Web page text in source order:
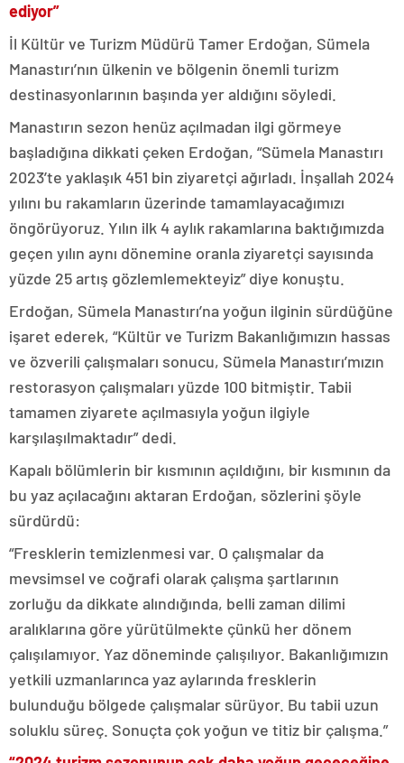
ediyor”
İl Kültür ve Turizm Müdürü Tamer Erdoğan, Sümela
Manastırı’nın ülkenin ve bölgenin önemli turizm
destinasyonlarının başında yer aldığını söyledi.
Manastırın sezon henüz açılmadan ilgi görmeye
başladığına dikkati çeken Erdoğan, “Sümela Manastırı
2023’te yaklaşık 451 bin ziyaretçi ağırladı. İnşallah 2024
yılını bu rakamların üzerinde tamamlayacağımızı
öngörüyoruz. Yılın ilk 4 aylık rakamlarına baktığımızda
geçen yılın aynı dönemine oranla ziyaretçi sayısında
yüzde 25 artış gözlemlemekteyiz” diye konuştu.
Erdoğan, Sümela Manastırı’na yoğun ilginin sürdüğüne
işaret ederek, “Kültür ve Turizm Bakanlığımızın hassas
ve özverili çalışmaları sonucu, Sümela Manastırı’mızın
restorasyon çalışmaları yüzde 100 bitmiştir. Tabii
tamamen ziyarete açılmasıyla yoğun ilgiyle
karşılaşılmaktadır” dedi.
Kapalı bölümlerin bir kısmının açıldığını, bir kısmının da
bu yaz açılacağını aktaran Erdoğan, sözlerini şöyle
sürdürdü:
“Fresklerin temizlenmesi var. O çalışmalar da
mevsimsel ve coğrafi olarak çalışma şartlarının
zorluğu da dikkate alındığında, belli zaman dilimi
aralıklarına göre yürütülmekte çünkü her dönem
çalışılamıyor. Yaz döneminde çalışılıyor. Bakanlığımızın
yetkili uzmanlarınca yaz aylarında fresklerin
bulunduğu bölgede çalışmalar sürüyor. Bu tabii uzun
soluklu süreç. Sonuçta çok yoğun ve titiz bir çalışma.”